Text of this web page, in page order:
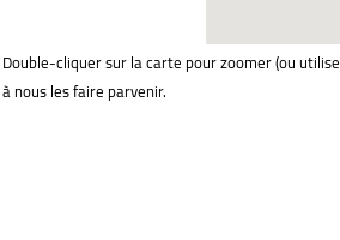
Double-cliquer sur la carte pour zoomer (ou
à nous les faire parvenir.